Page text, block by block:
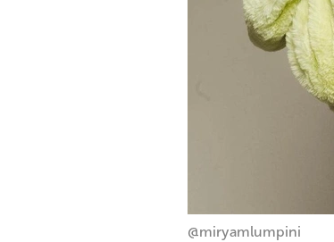
@miryamlumpini